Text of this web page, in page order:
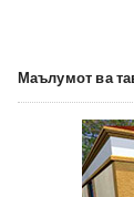
Маълумот ва